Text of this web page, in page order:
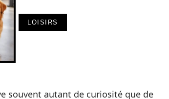
LOISIRS
souvent autant de curiosité que de